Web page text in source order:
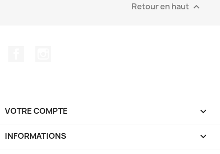
Retour en haut 
VOTRE COMPTE 
INFORMATIONS keyboard_arrow_down